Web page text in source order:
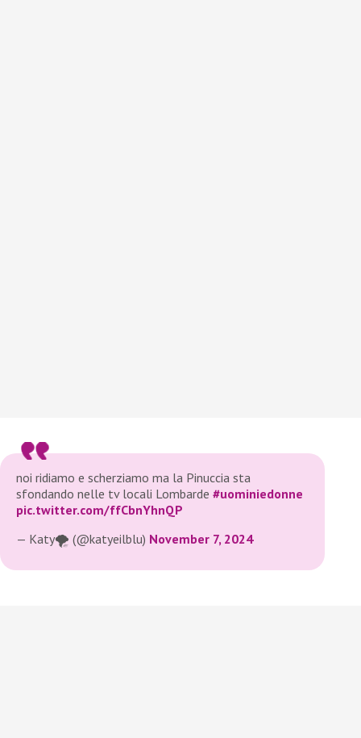
noi ridiamo e scherziamo ma la Pinuccia sta
sfondando nelle tv locali Lombarde #uominiedonne
pic.twitter.com/ffCbnYhnQP
— Katy🌪️ (@katyeilblu) November 7, 2024